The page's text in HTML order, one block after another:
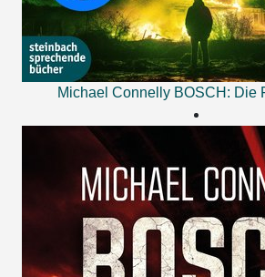
Michael Connelly BOSCH: Die